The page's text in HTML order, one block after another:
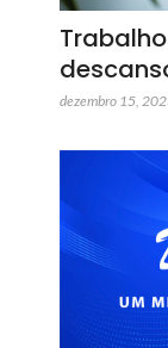
dezembro 15,